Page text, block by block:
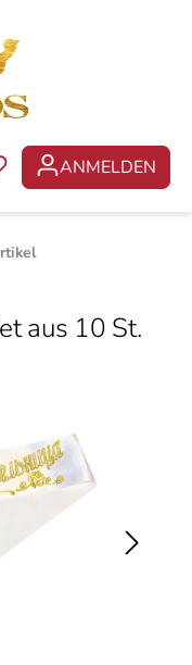
DU HAST 0
ANMELDEN
aus 10 St.